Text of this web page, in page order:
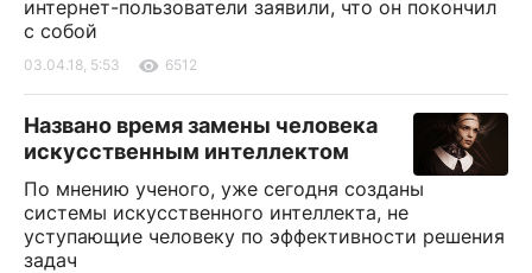
интернет-пользователи заявили, что он покончил
с собой
03.04.18, 5:53 6512
Названо время замены человека
искусственным интеллектом
По мнению ученого, уже сегодня созданы
системы искусственного интеллекта, не
уступающие человеку по эффективности решения
задач